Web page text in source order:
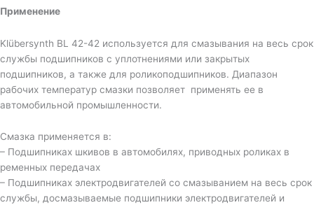
Применение
Klübersynth BL 42-42 используется для смазывания на весь срок
службы подшипников с уплотнениями или закрытых
подшипников, а также для роликоподшипников. Диапазон
рабочих температур смазки позволяет применять ее в
автомобильной промышленности.
Смазка применяется в:
– Подшипниках шкивов в автомобилях, приводных роликах в
ременных передачах
– Подшипниках электродвигателей со смазыванием на весь срок
службы, досмазываемые подшипники электродвигателей и